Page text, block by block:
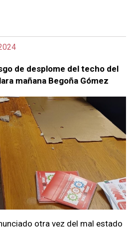
de desplome del techo del
mañana Begoña Gómez
otra vez del mal estado